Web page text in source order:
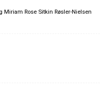
Miriam Rose Sitkin Røsler-Nielsen